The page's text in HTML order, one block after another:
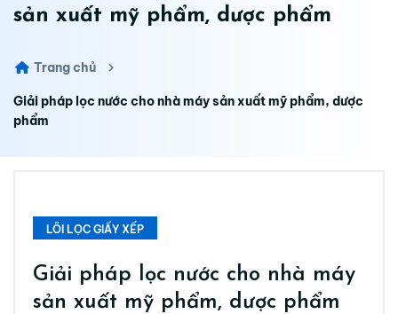
sản xuất mỹ phẩm, dược phẩm
Trang chủ
Giải pháp lọc nước cho nhà máy sản xuất mỹ phẩm, dược
phẩm
LÕI LỌC GIẤY XẾP
Giải pháp lọc nước cho nhà máy
sản xuất mỹ phẩm, dược phẩm